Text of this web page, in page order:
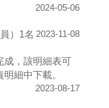
2024-05-06
）1名 2023-11-08
成，該明細表可
細中下載。
2023-08-17